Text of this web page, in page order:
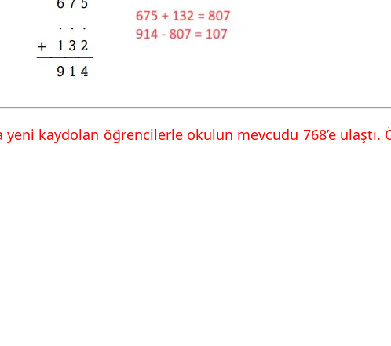
kaydolan öğrencilerle okulun mevcudu 768’e